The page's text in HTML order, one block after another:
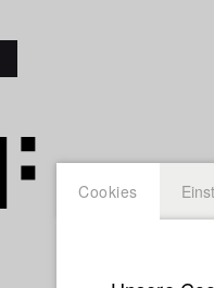
Cookies